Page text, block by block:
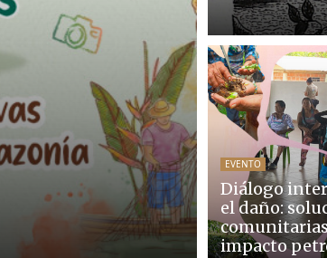
EVENTO
Diálogo
el daño:
impacto